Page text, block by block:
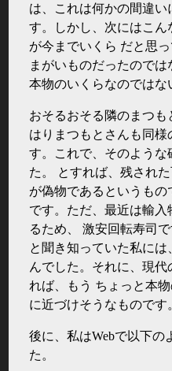
は、これは何かの間違
す。しかし、次にはこ
が今までいくら だと思
まがいものだったので
本物のいくらなのではな
おそるおそる隣のまつ
はりまつもとさんも同
す。これで、そのような
た。 とすれば、残され
が偽物であるというも
です。ただ、最近は輸入
るため、 激安回転寿司
と聞き知っていた私に
んでした。それに、現
れば、もう ちょっと本
に近づけそうなものです
後に、私はWebで以下の
た。